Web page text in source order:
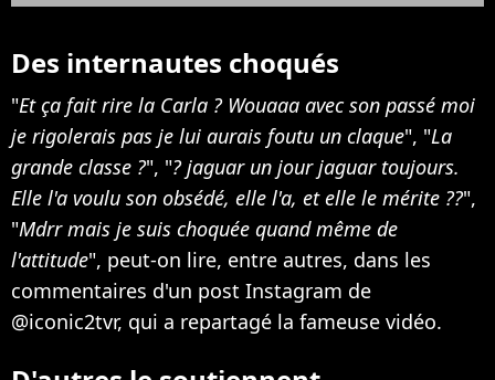
Des internautes choqués
"Et ça fait rire la Carla ? Wouaaa avec son passé moi
je rigolerais pas je lui aurais foutu un claque", "La
grande classe ?", "? jaguar un jour jaguar toujours.
Elle l'a voulu son obsédé, elle l'a, et elle le mérite ??",
"Mdrr mais je suis choquée quand même de
l'attitude", peut-on lire, entre autres, dans les
commentaires d'un post Instagram de
@iconic2tvr, qui a repartagé la fameuse vidéo.